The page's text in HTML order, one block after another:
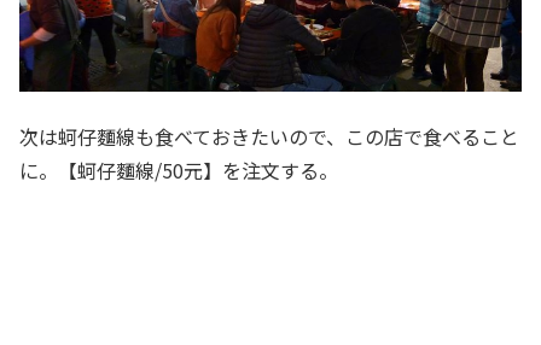
次は蚵仔麵線も食べておきたいので、この店で食べること
に。【蚵仔麵線/50元】を注文する。